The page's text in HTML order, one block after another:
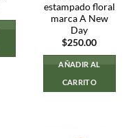
estampado floral
marca A New
Day
$250.00
AÑADIR AL
CARRITO